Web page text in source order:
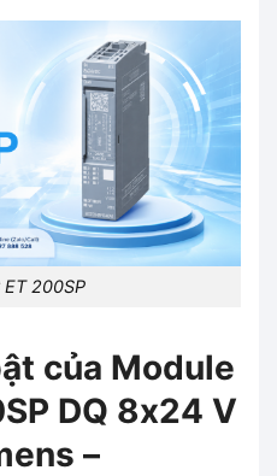
ET 200SP
của Module
DQ 8x24 V
–